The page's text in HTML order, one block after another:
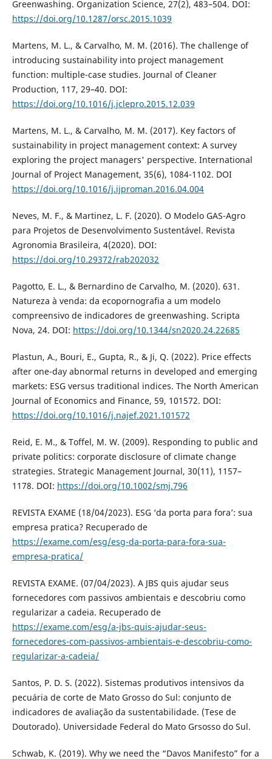
Greenwashing. Organization Science, 27(2), 483–504. DOI:
https://doi.org/10.1287/orsc.2015.1039
Martens, M. L., & Carvalho, M. M. (2016). The challenge of
introducing sustainability into project management
function: multiple-case studies. Journal of Cleaner
Production, 117, 29–40. DOI:
https://doi.org/10.1016/j.jclepro.2015.12.039
Martens, M. L., & Carvalho, M. M. (2017). Key factors of
sustainability in project management context: A survey
exploring the project managers' perspective. International
Journal of Project Management, 35(6), 1084-1102. DOI
https://doi.org/10.1016/j.ijproman.2016.04.004
Neves, M. F., & Martinez, L. F. (2020). O Modelo GAS-Agro
para Projetos de Desenvolvimento Sustentável. Revista
Agronomia Brasileira, 4(2020). DOI:
https://doi.org/10.29372/rab202032
Pagotto, E. L., & Bernardino de Carvalho, M. (2020). 631.
Natureza à venda: da ecopornografia a um modelo
compreensivo de indicadores de greenwashing. Scripta
Nova, 24. DOI: https://doi.org/10.1344/sn2020.24.22685
Plastun, A., Bouri, E., Gupta, R., & Ji, Q. (2022). Price effects
after one-day abnormal returns in developed and emerging
markets: ESG versus traditional indices. The North American
Journal of Economics and Finance, 59, 101572. DOI:
https://doi.org/10.1016/j.najef.2021.101572
Reid, E. M., & Toffel, M. W. (2009). Responding to public and
private politics: corporate disclosure of climate change
strategies. Strategic Management Journal, 30(11), 1157–
1178. DOI: https://doi.org/10.1002/smj.796
REVISTA EXAME (18/04/2023). ESG ‘da porta para fora’: sua
empresa pratica? Recuperado de
https://exame.com/esg/esg-da-porta-para-fora-sua-
empresa-pratica/
REVISTA EXAME. (07/04/2023). A JBS quis ajudar seus
fornecedores com passivos ambientais e descobriu como
regularizar a cadeia. Recuperado de
https://exame.com/esg/a-jbs-quis-ajudar-seus-
fornecedores-com-passivos-ambientais-e-descobriu-como-
regularizar-a-cadeia/
Santos, P. D. S. (2022). Sistemas produtivos intensivos da
pecuária de corte de Mato Grosso do Sul: conjunto de
indicadores de avaliação da sustentabilidade. (Tese de
Doutorado). Universidade Federal do Mato Grsosso do Sul.
Schwab, K. (2019). Why we need the “Davos Manifesto” for a